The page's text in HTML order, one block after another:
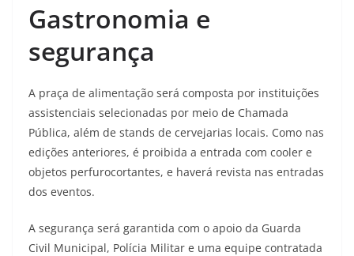
Gastronomia e
segurança
A praça de alimentação será composta por instituições
assistenciais selecionadas por meio de Chamada
Pública, além de stands de cervejarias locais. Como nas
edições anteriores, é proibida a entrada com cooler e
objetos perfurocortantes, e haverá revista nas entradas
dos eventos.
A segurança será garantida com o apoio da Guarda
Civil Municipal, Polícia Militar e uma equipe contratada